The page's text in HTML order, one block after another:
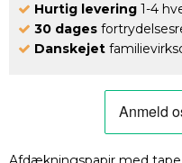
Hurtig levering 1-4
30 dages
Danskejet